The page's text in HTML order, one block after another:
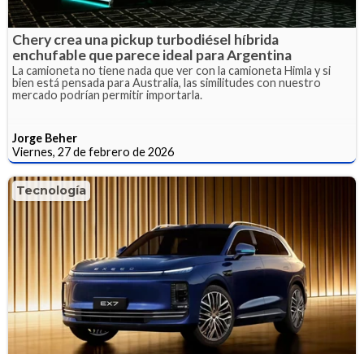
Chery crea una pickup turbodiésel híbrida
enchufable que parece ideal para Argentina
La camioneta no tiene nada que ver con la camioneta Himla y si
bien está pensada para Australia, las similitudes con nuestro
mercado podrían permitir importarla.
Jorge Beher
Viernes, 27 de febrero de 2026
Tecnología